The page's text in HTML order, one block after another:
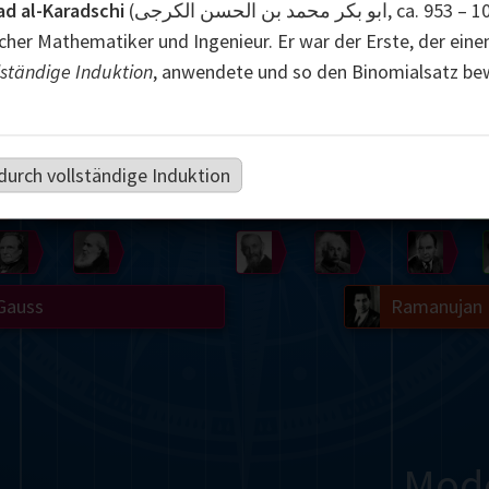
von
Cox
Ramanujan
Einstein
Peano
Kovalevskaya
Carroll
Dedekind
Sylvester
Jacobi
De Morgan
Abel
Babbage
Cauchy
Somerville
al-Karadschi (ابو بکر محمد بن الحسن الکرجی, ca. 953 – 1029) war
Mathematiker und Ingenieur. Er war der Erste, der
Induktion, anwendete und so den Binomialsatz
vollständige Induktion